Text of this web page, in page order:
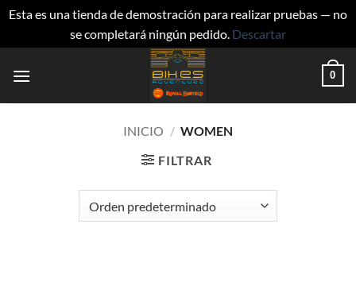
Esta es una tienda de demostración para realizar pruebas — no
se completará ningún pedido. Descartar
0
INICIO / WOMEN
FILTRAR